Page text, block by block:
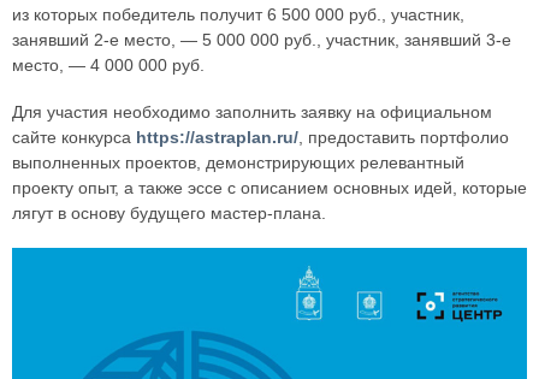
из которых победитель получит 6 500 000 руб., участник,
занявший 2-е место, — 5 000 000 руб., участник, занявший 3-е
место, — 4 000 000 руб.
Для участия необходимо заполнить заявку на официальном
сайте конкурса https://astraplan.ru/ , предоставить портфолио
выполненных проектов, демонстрирующих релевантный
проекту опыт, а также эссе с описанием основных идей, которые
лягут в основу будущего мастер-плана.